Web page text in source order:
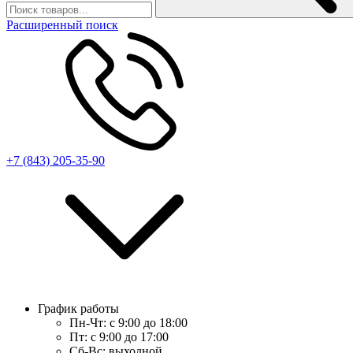
Расширенный поиск
+7 (843) 205-35-90
График работы
Пн-Чт: с 9:00 до 18:00
Пт: с 9:00 до 17:00